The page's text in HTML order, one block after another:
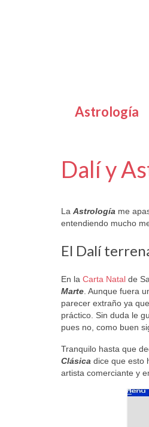
Astrología
Dalí y
La Astrología me
entendiendo mucho
El Dalí
En la Carta Natal de
Marte . Aunque fuera
parecer extraño ya
práctico. Sin duda le
pues no, como buen
Tranquilo hasta que
Clásica dice que esto
artista comerciante y